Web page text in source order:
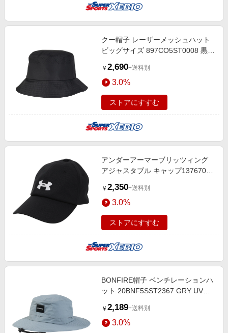
クー帽子 レーザーメッシュハット
ビッグサイズ 897CO5ST0008 黒
中症対策
￥ 2,690+送料別
3.0%
ストアにすすむ
アンダーアーマーブリッツィング
アジャスタブル キャップ1376705
￥ 2,350+送料別
3.0%
ストアにすすむ
BONFIRE帽子 ベンチレーションハ
ット 20BNF5SST2367 GRY UVカ
暑さ対策 熱中症対策 お出かけ
￥ 2,189+送料別
3.0%